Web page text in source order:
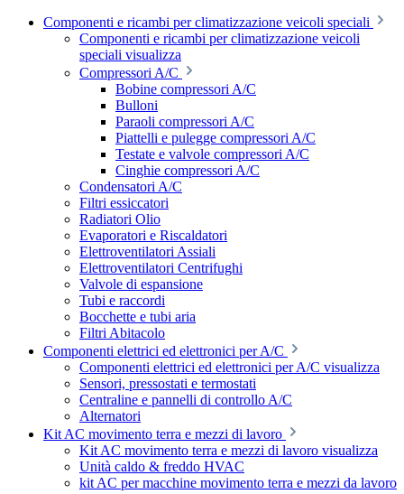
Componenti e ricambi per climatizzazione veicoli speciali
Componenti e ricambi per climatizzazione veicoli
speciali visualizza
Compressori A/C
Bobine compressori A/C
Bulloni
Paraoli compressori A/C
Piattelli e pulegge compressori A/C
Testate e valvole compressori A/C
Cinghie compressori A/C
Condensatori A/C
Filtri essiccatori
Radiatori Olio
Evaporatori e Riscaldatori
Elettroventilatori Assiali
Elettroventilatori Centrifughi
Valvole di espansione
Tubi e raccordi
Bocchette e tubi aria
Filtri Abitacolo
Componenti elettrici ed elettronici per A/C
Componenti elettrici ed elettronici per A/C visualizza
Sensori, pressostati e termostati
Centraline e pannelli di controllo A/C
Alternatori
Kit AC movimento terra e mezzi di lavoro
Kit AC movimento terra e mezzi di lavoro visualizza
Unità caldo & freddo HVAC
kit AC per macchine movimento terra e mezzi da lavoro